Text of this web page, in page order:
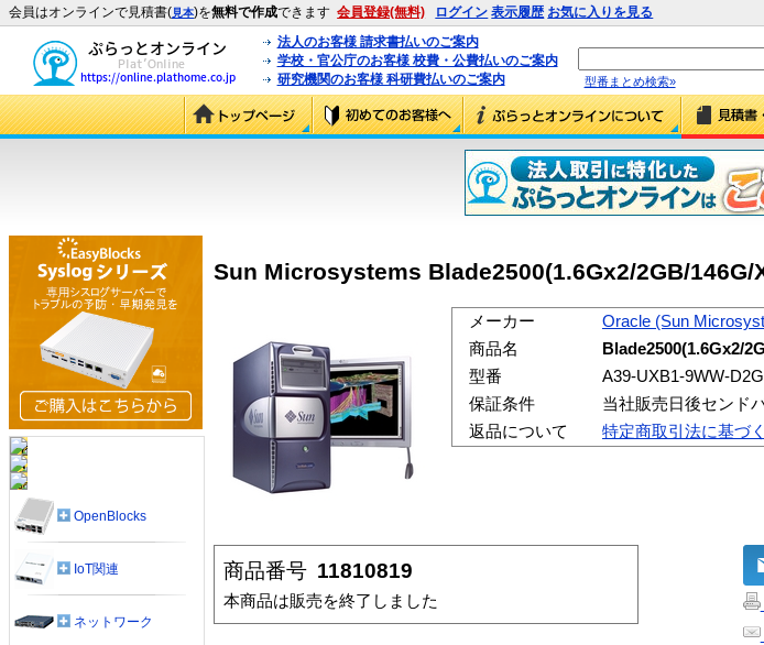
会員はオンラインで見積書(見本)を無料で作成できます 会員登録(無料) ログイン 表示履歴 お気に入りを見る
法人のお客様 請求書払いのご案内
学校・官公庁のお客様 校費・公費払いのご案内
研究機関のお客様 科研費払いのご案内
型番まとめ検索»
Sun Microsystems Blade2500(1.6Gx2/2GB/146G/
メーカー
Oracle (Sun
商品名
Blade2500(1.6Gx2/
型番
A39-UXB1-9WW-
保証条件
当社販売日後センド
返品について
特定商取引法に基づ
商品番号 11810819
本商品は販売を終了しました
OpenBlocks
IoT関連
ネットワーク